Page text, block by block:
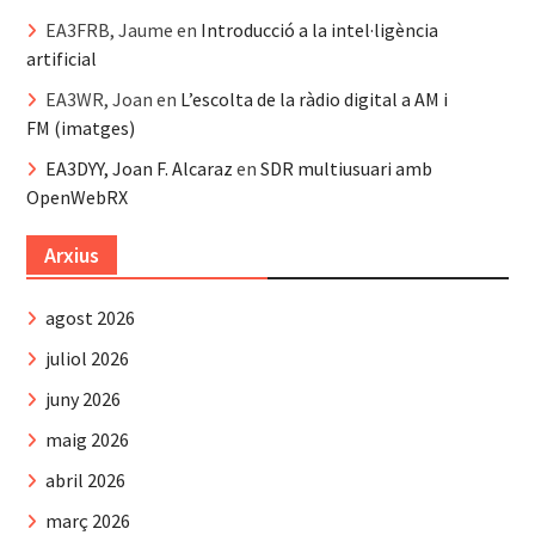
EA3FRB, Jaume en Introducció a la intel·ligència
artificial
EA3WR, Joan en L’escolta de la ràdio digital a AM i
FM (imatges)
EA3DYY, Joan F. Alcaraz en SDR multiusuari amb
OpenWebRX
Arxius
agost 2026
juliol 2026
juny 2026
maig 2026
abril 2026
març 2026